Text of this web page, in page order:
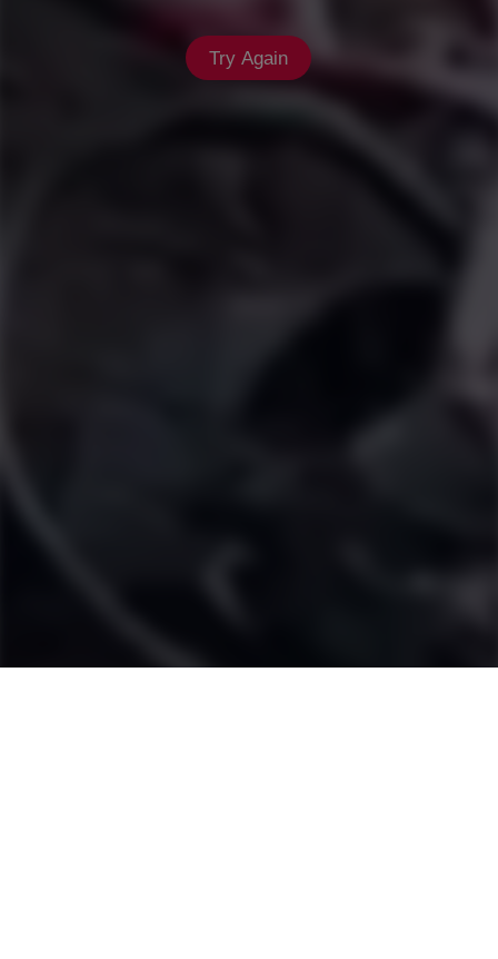
Try Again